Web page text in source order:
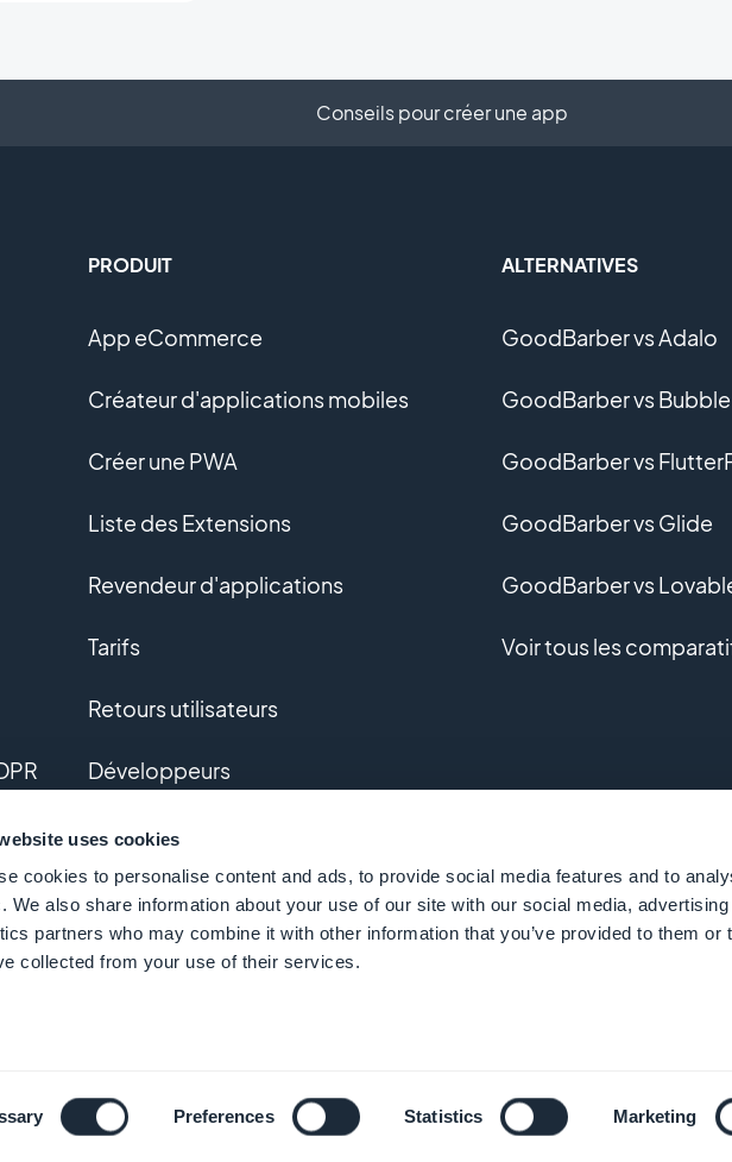
uses cookies
cookies to personalise content and ads, to provide social media features and to
We also share information about your use of our site with our social media, advertising
partners who may combine it with other information that you’ve provided to them or
collected from your use of their services.
Preferences Statistics Marketing
Conseils pour créer une app
PRODUIT
App eCommerce
Créateur d'applications mobiles
Créer une PWA
Liste des Extensions
Revendeur d'applications
Tarifs
Retours utilisateurs
Développeurs
Développement sur-mesure
Glossaire
ALTERNATIVES
GoodBarber vs Adalo
GoodBarber vs Bubble
GoodBarber vs
GoodBarber vs Glide
GoodBarber vs
Voir tous les